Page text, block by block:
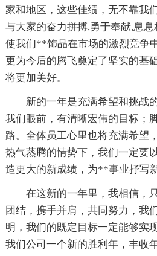
家和地区，这些佳绩，无不靠我
与大家的奋力拼搏,勇于奉献,息
使我们**饰品在市场的激烈竞争
更为今后的腾飞奠定了坚实的基
将更加美好。
新的一年是充满希望和挑战
我们眼前，有清晰宏伟的目标；
路。全体员工心里也将充满希望
热气蒸腾的情势下，我们一定要
造更大的新成绩，为**事业抒写
在这新的一年里，我相信，
团结，携手并肩，共同努力，我
明，我们的既定目标一定能够实
我们公司一个新的胜利年，丰收